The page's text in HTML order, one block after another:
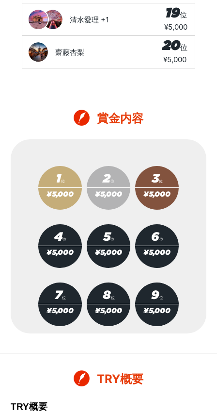
清水愛理 +1 19位
¥5,000
齋藤杏梨 20位
¥5,000
賞金内容
1位
¥5,000
2位
¥5,000
3位
¥5,000
4位
¥5,000
5位
¥5,000
6位
¥5,000
7位
¥5,000
8位
¥5,000
9位
¥5,000
10 11 12
TRY概要
TRY概要